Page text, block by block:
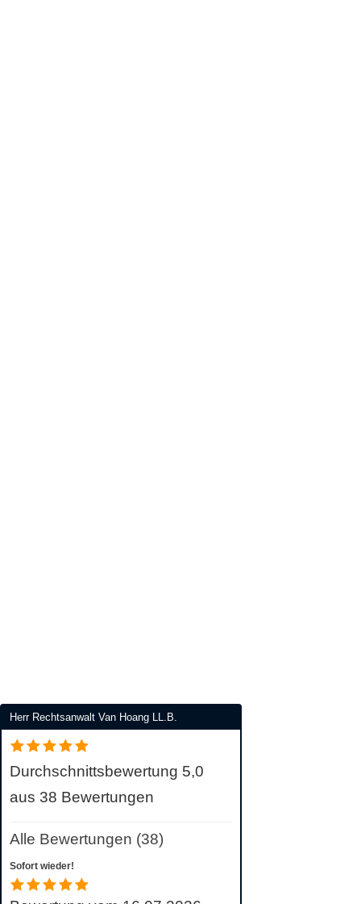
Herr Rechtsanwalt Van Hoang LL.B.
Durchschnittsbewertung 5,0
aus 38 Bewertungen
Alle Bewertungen (38)
Sofort wieder!